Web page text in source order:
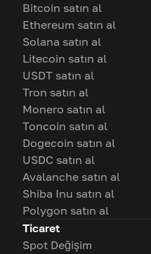
Bitcoin satın al
Ethereum satın al
Solana satın al
Litecoin satın al
USDT satın al
Tron satın al
Monero satın al
Toncoin satın al
Dogecoin satın al
USDC satın al
Avalanche satın al
Shiba Inu satın al
Polygon satın al
Ticaret
Spot Değişim